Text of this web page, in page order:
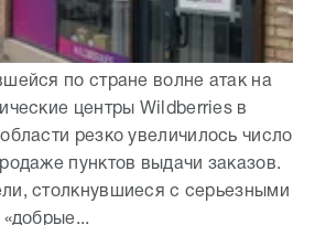
по стране волне атак на
центры Wildberries в
резко увеличилось число
пунктов выдачи заказов.
столкнувшиеся с серьезными